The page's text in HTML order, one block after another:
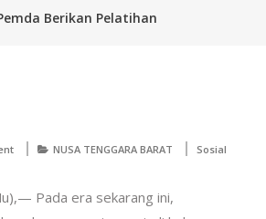
Berikan Pelatihan
NUSA TENGGARA BARAT Sosial
Pada era sekarang ini,